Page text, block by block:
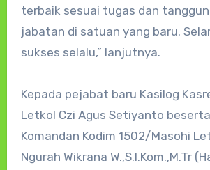
terbaik sesuai tugas dan
jabatan di satuan yang baru.
sukses selalu,” lanjutnya.
Kepada pejabat baru Kasilog
Letkol Czi Agus Setiyanto
Komandan Kodim 1502/Masohi
Ngurah Wikrana W.,S.I.Kom.,M.Tr